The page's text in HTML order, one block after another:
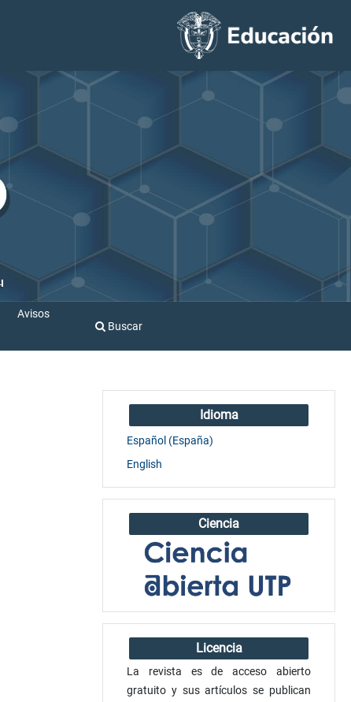
Avisos
Buscar
Idioma
Español (España)
English
Ciencia
Licencia
La revista es de acceso abierto
gratuito y sus artículos se publican